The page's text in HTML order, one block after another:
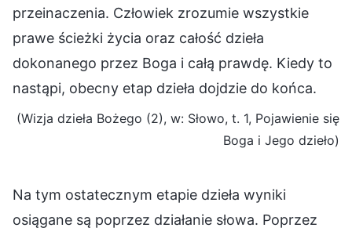
przeinaczenia. Człowiek zrozumie wszystkie
prawe ścieżki życia oraz całość dzieła
dokonanego przez Boga i całą prawdę. Kiedy to
nastąpi, obecny etap dzieła dojdzie do końca.
(Wizja dzieła Bożego (2), w: Słowo, t. 1, Pojawienie się
Boga i Jego dzieło)
Na tym ostatecznym etapie dzieła wyniki
osiągane są poprzez działanie słowa. Poprzez